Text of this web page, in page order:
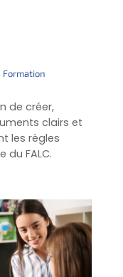
Formation
de créer,
clairs et
les règles
FALC.